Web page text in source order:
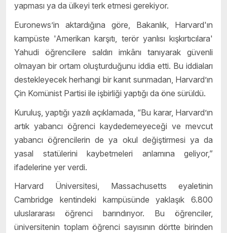
yapması ya da ülkeyi terk etmesi gerekiyor.
Euronews’in aktardığına göre, Bakanlık, Harvard'ın
kampüste 'Amerikan karşıtı, terör yanlısı kışkırtıcılara'
Yahudi öğrencilere saldırı imkânı tanıyarak güvenli
olmayan bir ortam oluşturduğunu iddia etti. Bu iddiaları
destekleyecek herhangi bir kanıt sunmadan, Harvard’ın
Çin Komünist Partisi ile işbirliği yaptığı da öne sürüldü.
Kuruluş, yaptığı yazılı açıklamada, “Bu karar, Harvard’ın
artık yabancı öğrenci kaydedemeyeceği ve mevcut
yabancı öğrencilerin de ya okul değiştirmesi ya da
yasal statülerini kaybetmeleri anlamına geliyor,”
ifadelerine yer verdi.
Harvard Üniversitesi, Massachusetts eyaletinin
Cambridge kentindeki kampüsünde yaklaşık 6.800
uluslararası öğrenci barındırıyor. Bu öğrenciler,
üniversitenin toplam öğrenci sayısının dörtte birinden